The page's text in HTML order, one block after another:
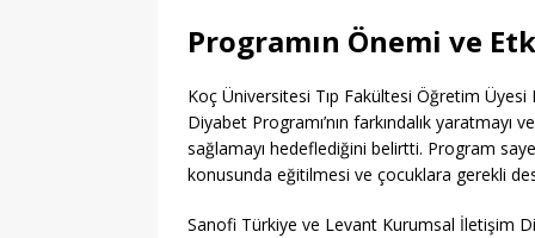
Programın Önemi ve
Koç Üniversitesi Tıp Fakültesi Öğretim
Diyabet Programı’nın farkındalık
sağlamayı hedeflediğini belirtti. Program
konusunda eğitilmesi ve çocuklara gerekli
Sanofi Türkiye ve Levant Kurumsal İletişim